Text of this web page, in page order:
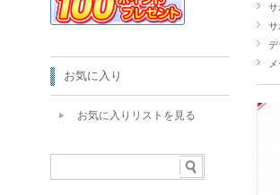
サ
サ
デ
お気に入り
お気に入りリストを見る